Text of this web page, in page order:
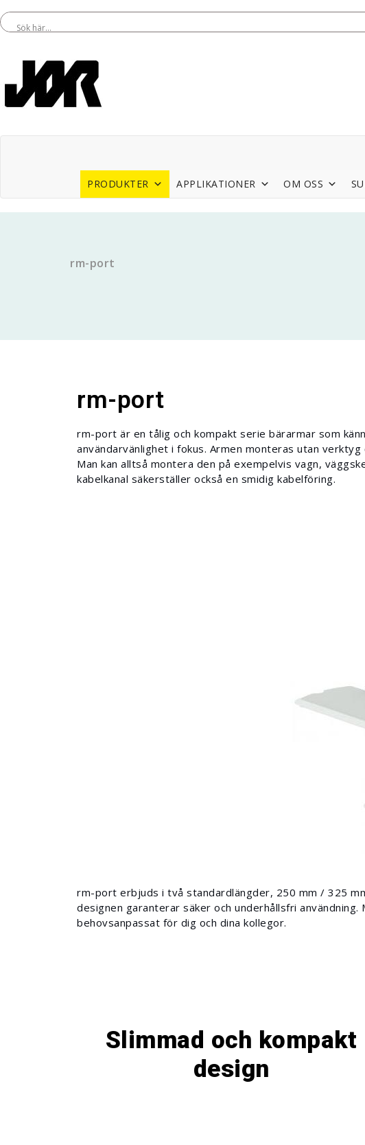
PRODUKTER APPLIKATIONER OM OSS
rm-port
rm-port
rm-port är en tålig och kompakt serie bärarmar som
användarvänlighet i fokus. Armen monteras utan
Man kan alltså montera den på exempelvis vagn,
kabelkanal säkerställer också en smidig kabelföring.
rm-port erbjuds i två standardlängder, 250 mm / 325
designen garanterar säker och underhållsfri
behovsanpassat för dig och dina kollegor.
Slimmad och kompakt
design